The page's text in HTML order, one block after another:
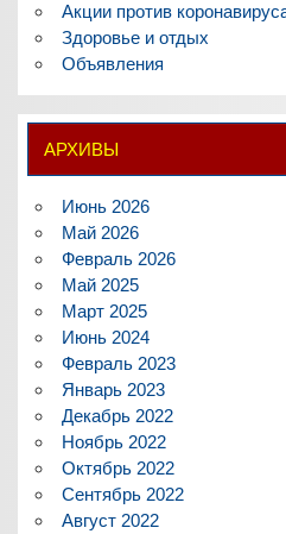
Акции против
Здоровье и отдых
Объявления
АРХИВЫ
Июнь 2026
Май 2026
Февраль 2026
Май 2025
Март 2025
Июнь 2024
Февраль 2023
Январь 2023
Декабрь 2022
Ноябрь 2022
Октябрь 2022
Сентябрь 2022
Август 2022